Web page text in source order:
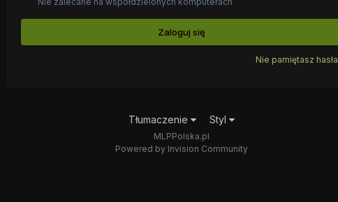
Zaloguj się
Nie pamiętasz
Tłumaczenie Styl
MLPPolska.pl
Powered by Invision Community